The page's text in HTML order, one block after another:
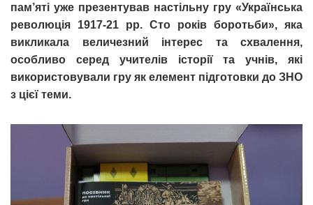
пам’яті уже презентував настільну гру «Українська
революція 1917-21 рр. Сто років боротьби», яка
викликала величезний інтерес та схвалення,
особливо серед учителів історії та учнів, які
використовували гру як елемент підготовки до ЗНО
з цієї теми.